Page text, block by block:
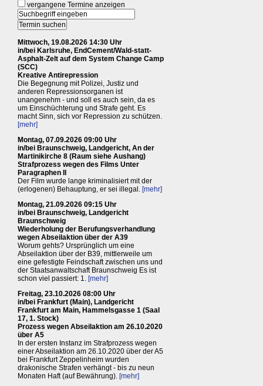
vergangene Termine anzeigen
Mittwoch, 19.08.2026 14:30 Uhr
in/bei Karlsruhe, EndCement/Wald-statt-
Asphalt-Zelt auf dem System Change Camp
(SCC)
Kreative Antirepression
Die Begegnung mit Polizei, Justiz und
anderen Repressionsorganen ist
unangenehm - und soll es auch sein, da es
um Einschüchterung und Strafe geht. Es
macht Sinn, sich vor Repression zu schützen.
[mehr]
Montag, 07.09.2026 09:00 Uhr
in/bei Braunschweig, Landgericht, An der
Martinikirche 8 (Raum siehe Aushang)
Strafprozess wegen des Films Unter
Paragraphen II
Der Film wurde lange kriminalisiert mit der
(erlogenen) Behauptung, er sei illegal. [mehr]
Montag, 21.09.2026 09:15 Uhr
in/bei Braunschweig, Landgericht
Braunschweig
Wiederholung der Berufungsverhandlung
wegen Abseilaktion über der A39
Worum gehts? Ursprünglich um eine
Abseilaktion über der B39, mittlerweile um
eine gefestigte Feindschaft zwischen uns und
der Staatsanwaltschaft Braunschweig Es ist
schon viel passiert: 1. [mehr]
Freitag, 23.10.2026 08:00 Uhr
in/bei Frankfurt (Main), Landgericht
Frankfurt am Main, Hammelsgasse 1 (Saal
17, 1. Stock)
Prozess wegen Abseilaktion am 26.10.2020
über A5
In der ersten Instanz im Strafprozess wegen
einer Abseilaktion am 26.10.2020 über der A5
bei Frankfurt Zeppelinheim wurden
drakonische Strafen verhängt - bis zu neun
Monaten Haft (auf Bewährung). [mehr]